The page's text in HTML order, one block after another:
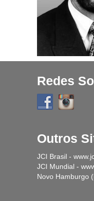
Redes
Outros
JCI Brasil -
JCI Mundial -
Novo Hamburgo